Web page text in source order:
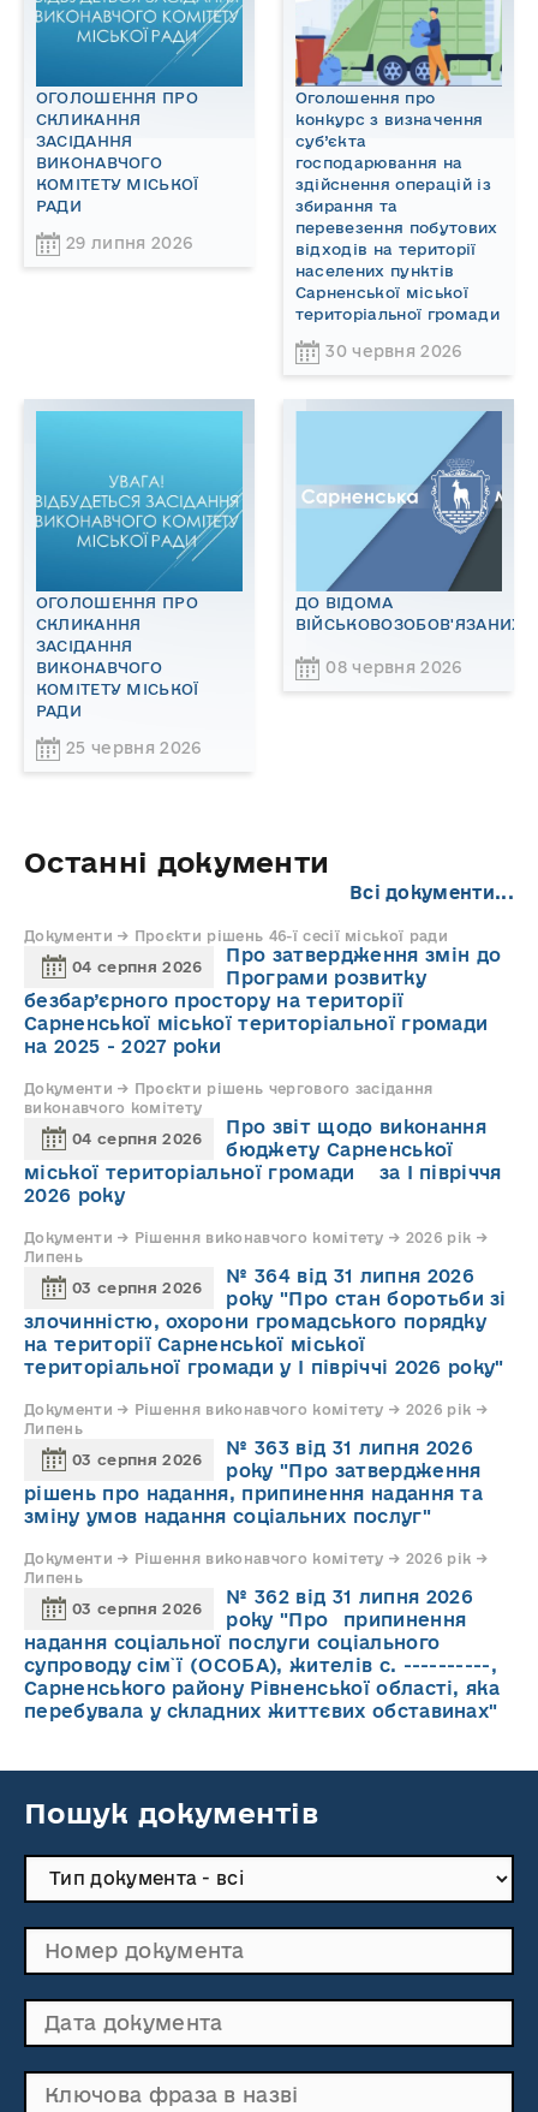
ОГОЛОШЕННЯ ПРО
СКЛИКАННЯ
ЗАСІДАННЯ
ВИКОНАВЧОГО
КОМІТЕТУ МІСЬКОЇ
РАДИ
29 липня 2026
Оголошення про
конкурс з визначення
суб’єкта
господарювання на
здійснення операцій із
збирання та
перевезення побутових
відходів на території
населених пунктів
Сарненської міської
територіальної громади
30 червня 2026
ОГОЛОШЕННЯ ПРО
СКЛИКАННЯ
ЗАСІДАННЯ
ВИКОНАВЧОГО
КОМІТЕТУ МІСЬКОЇ
РАДИ
25 червня 2026
ДО ВІДОМА
ВІЙСЬКОВОЗОБОВ'ЯЗАНИХ!
08 червня 2026
Останні документи
Всі документи...
Документи → Проєкти рішень 46-ї сесії міської ради
04 серпня 2026
Про затвердження змін до
Програми розвитку
безбар’єрного простору на території
Сарненської міської територіальної громади
на 2025 - 2027 роки
Документи → Проєкти рішень чергового засідання
виконавчого комітету
04 серпня 2026
Про звіт щодо виконання
бюджету Сарненської
міської територіальної громади за І півріччя
2026 року
Документи → Рішення виконавчого комітету → 2026 рік →
Липень
03 серпня 2026
№ 364 від 31 липня 2026
року "Про стан боротьби зі
злочинністю, охорони громадського порядку
на території Сарненської міської
територіальної громади у І півріччі 2026 року"
Документи → Рішення виконавчого комітету → 2026 рік →
Липень
03 серпня 2026
№ 363 від 31 липня 2026
року "Про затвердження
рішень про надання, припинення надання та
зміну умов надання соціальних послуг"
Документи → Рішення виконавчого комітету → 2026 рік →
Липень
03 серпня 2026
№ 362 від 31 липня 2026
року "Про припинення
надання соціальної послуги соціального
супроводу cім`ї (ОСОБА), жителів с. ----------,
Сарненського району Рівненської області, яка
перебувала у складних життєвих обставинах"
Пошук документів